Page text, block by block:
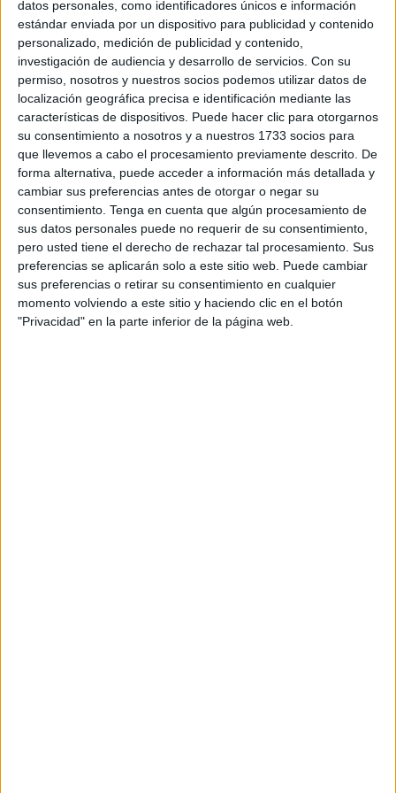
datos personales, como identificadores únicos e información
estándar enviada por un dispositivo para publicidad y contenido
personalizado, medición de publicidad y contenido,
investigación de audiencia y desarrollo de servicios. Con su
permiso, nosotros y nuestros socios podemos utilizar datos de
localización geográfica precisa e identificación mediante las
características de dispositivos. Puede hacer clic para otorgarnos
su consentimiento a nosotros y a nuestros 1733 socios para
que llevemos a cabo el procesamiento previamente descrito. De
forma alternativa, puede acceder a información más detallada y
cambiar sus preferencias antes de otorgar o negar su
consentimiento. Tenga en cuenta que algún procesamiento de
sus datos personales puede no requerir de su consentimiento,
pero usted tiene el derecho de rechazar tal procesamiento. Sus
preferencias se aplicarán solo a este sitio web. Puede cambiar
sus preferencias o retirar su consentimiento en cualquier
momento volviendo a este sitio y haciendo clic en el botón
"Privacidad" en la parte inferior de la página web.
sábado han pasado por el embolsamiento 1.123 vehículos,
de los que 656 eran no residentes.
“Aquí hay personas llegadas de todos lados, ahora mismo
tenemos al lado una familia que ha llegado de Granada,
con sus niños, uno de ellos acaba de vomitar porque
parece que le ha dado un golpe de calor, la situación se
está poniendo insostenible por momentos”, narran ceutíes
desde la explanada de espera. Allí llevan, cuentan, unas
cuatro horas. Denuncian también que no hay asistencia ni
apoyo y que, además, “nos encontramos todos mezclados,
residentes, llegados de la península… esto está
volviéndose un caos”. A ello se suma la falta de otros
servicios.